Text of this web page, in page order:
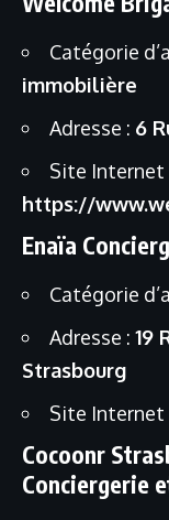
Catégorie
immobilière
Adresse : 6
Site Internet
https://
Enaïa
Catégorie
Adresse : 19
Strasbourg
Site Internet
Cocoonr
Conciergerie